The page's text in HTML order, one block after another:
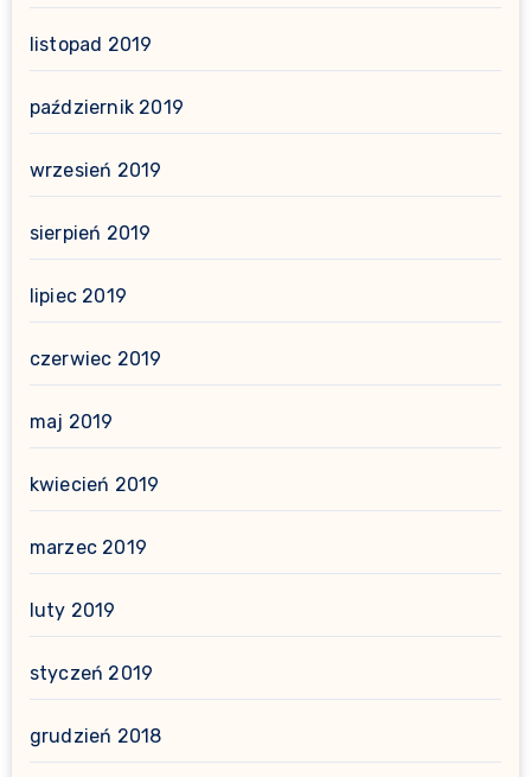
listopad 2019
październik 2019
wrzesień 2019
sierpień 2019
lipiec 2019
czerwiec 2019
maj 2019
kwiecień 2019
marzec 2019
luty 2019
styczeń 2019
grudzień 2018